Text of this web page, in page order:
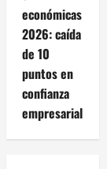
económicas
2026: caída
de 10
puntos en
confianza
empresarial